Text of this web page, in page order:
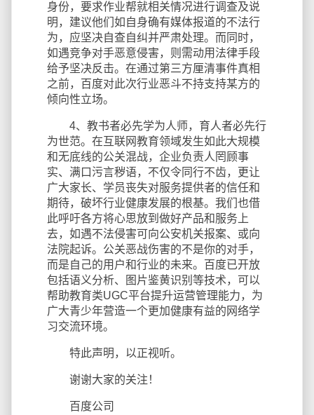
身份，要求作业帮就相关情况进行调查及说
明，建议他们如自身确有媒体报道的不法行
为，应坚决自查自纠并严肃处理。而同时，
如遇竞争对手恶意侵害，则需动用法律手段
给予坚决反击。在通过第三方厘清事件真相
之前，百度对此次行业恶斗不持支持某方的
倾向性立场。
4、教书者必先学为人师，育人者必先行
为世范。在互联网教育领域发生如此大规模
和无底线的公关混战，企业负责人罔顾事
实、满口污言秽语，不仅令同行不齿，更让
广大家长、学员丧失对服务提供者的信任和
期待，破坏行业健康发展的根基。我们也借
此呼吁各方将心思放到做好产品和服务上
去，如遇不法侵害可向公安机关报案、或向
法院起诉。公关恶战伤害的不是你的对手，
而是自己的用户和行业的未来。百度已开放
包括语义分析、图片鉴黄识别等技术，可以
帮助教育类UGC平台提升运营管理能力，为
广大青少年营造一个更加健康有益的网络学
习交流环境。
特此声明，以正视听。
谢谢大家的关注！
百度公司